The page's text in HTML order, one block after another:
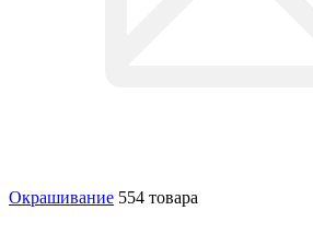
Окрашивание 554 товара